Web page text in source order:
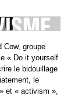
Cow, groupe
« Do it yourself
le bidouillage
le
et « activism »,